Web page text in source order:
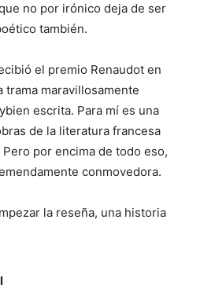
no por irónico deja de ser
también.
el premio Renaudot en
trama maravillosamente
escrita. Para mí es una
de la literatura francesa
por encima de todo eso,
conmovedora.
la reseña, una historia